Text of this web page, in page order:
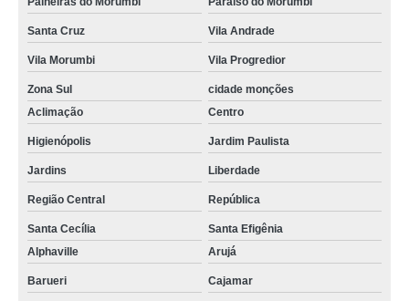
Santa Cruz Vila Andrade
Vila Morumbi Vila Progredior
Zona Sul
cidade monções
Aclimação
Centro
Higienópolis Jardim Paulista
Jardins Liberdade
Região Central República
Santa Cecília
Santa Efigênia
Alphaville
Arujá
Barueri Cajamar